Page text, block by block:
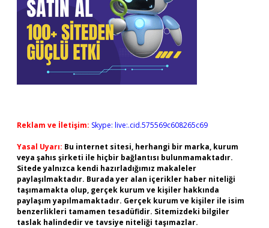
Reklam ve İletişim: Skype: live:.cid.575569c608265c69
Yasal Uyarı: Bu internet sitesi, herhangi bir marka, kurum
veya şahıs şirketi ile hiçbir bağlantısı bulunmamaktadır.
Sitede yalnızca kendi hazırladığımız makaleler
paylaşılmaktadır. Burada yer alan içerikler haber niteliği
taşımamakta olup, gerçek kurum ve kişiler hakkında
paylaşım yapılmamaktadır. Gerçek kurum ve kişiler ile isim
benzerlikleri tamamen tesadüfidir. Sitemizdeki bilgiler
taslak halindedir ve tavsiye niteliği taşımazlar.